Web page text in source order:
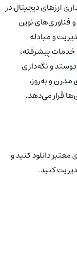
ارزهای دیجیتال در
فناوری‌های نوین
و مبادله
خدمات پیشرفته،
و نگه‌داری
و به‌روز،
قرار می‌دهد.
دانلود کنید و
کنید.